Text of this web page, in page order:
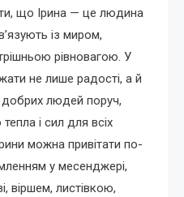
що Ірина — це людина
із миром,
рівновагою. У
не лише радості, а й
добрих людей поруч,
і сил для всіх
можна привітати по-
у месенджері,
віршем, листівкою,